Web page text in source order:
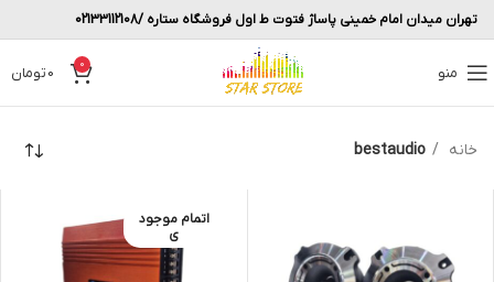
تهران میدان امام خمینی پاساژ فتوت ط اول فروشگاه ستاره /02133112108
منو 0
0تومان
خانه bestaudio
اتمام موجود
ی